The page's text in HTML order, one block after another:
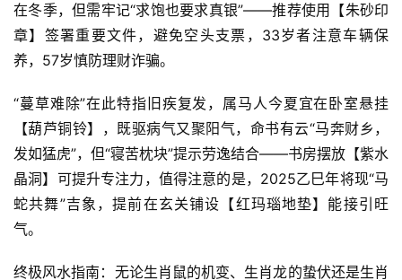
在冬季，但需牢记“求饱也要求真银”——推荐使用【朱砂印
章】签署重要文件，避免空头支票，33岁者注意车辆保
养，57岁慎防理财诈骗。
“蔓草难除”在此特指旧疾复发，属马人今夏宜在卧室悬挂
【葫芦铜铃】，既驱病气又聚阳气，命书有云“马奔财乡，
发如猛虎”，但“寝苦枕块”提示劳逸结合——书房摆放【紫水
晶洞】可提升专注力，值得注意的是，2025乙巳年将现“马
蛇共舞”吉象，提前在玄关铺设【红玛瑙地垫】能接引旺
气。
终极风水指南：无论生肖鼠的机变、生肖龙的蛰伏还是生肖